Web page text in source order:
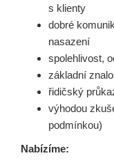
s klienty
dobré
nasazení
spolehlivost,
základní
řidičský
výhodou
podmínkou)
Nabízíme: